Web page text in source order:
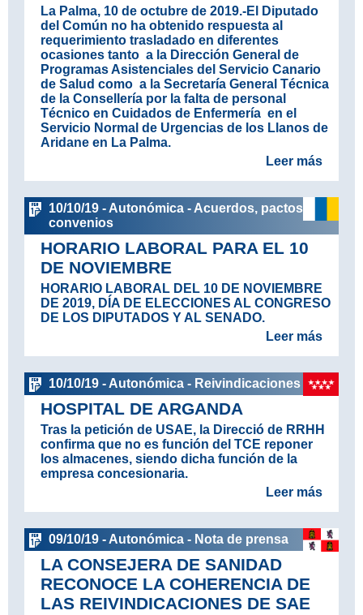
La Palma, 10 de octubre de 2019.-El Diputado
del Común no ha obtenido respuesta al
requerimiento trasladado en diferentes
ocasiones tanto a la Dirección General de
Programas Asistenciales del Servicio Canario
de Salud como a la Secretaría General Técnica
de la Consellería por la falta de personal
Técnico en Cuidados de Enfermería en el
Servicio Normal de Urgencias de los Llanos de
Aridane en La Palma.
Leer más
10/10/19 - Autonómica - Acuerdos, pactos y
convenios
HORARIO LABORAL PARA EL 10
DE NOVIEMBRE
HORARIO LABORAL DEL 10 DE NOVIEMBRE
DE 2019, DÍA DE ELECCIONES AL CONGRESO
DE LOS DIPUTADOS Y AL SENADO.
Leer más
10/10/19 - Autonómica - Reivindicaciones
HOSPITAL DE ARGANDA
Tras la petición de USAE, la Direcció de RRHH
confirma que no es función del TCE reponer
los almacenes, siendo dicha función de la
empresa concesionaria.
Leer más
09/10/19 - Autonómica - Nota de prensa
LA CONSEJERA DE SANIDAD
RECONOCE LA COHERENCIA DE
LAS REIVINDICACIONES DE SAE